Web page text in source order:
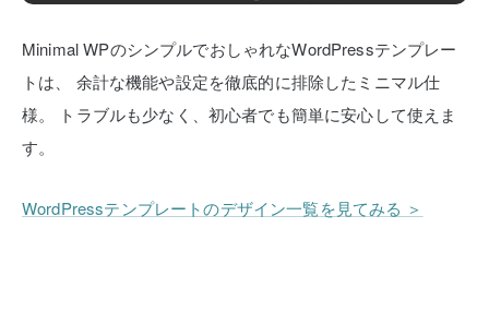
Minimal WPのシンプルでおしゃれなWordPressテンプレー
トは、
余計な機能や設定を徹底的に排除したミニマル仕
様。
トラブルも少なく、初心者でも簡単に安心して使えま
す。
WordPressテンプレートのデザイン一覧を見てみる ＞